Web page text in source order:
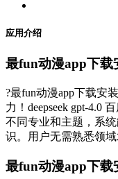
应用介绍
最fun动漫app下载
?最fun动漫app下载安
力！deepseek gpt-4.0
不同专业和主题，系
识。用户无需熟悉领
最fun动漫app下载